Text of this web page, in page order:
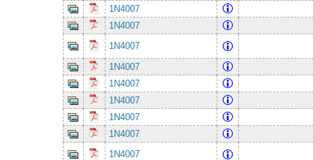
1N4007
1N4007
1N4007
1N4007
1N4007
1N4007
1N4007
1N4007
1N4007